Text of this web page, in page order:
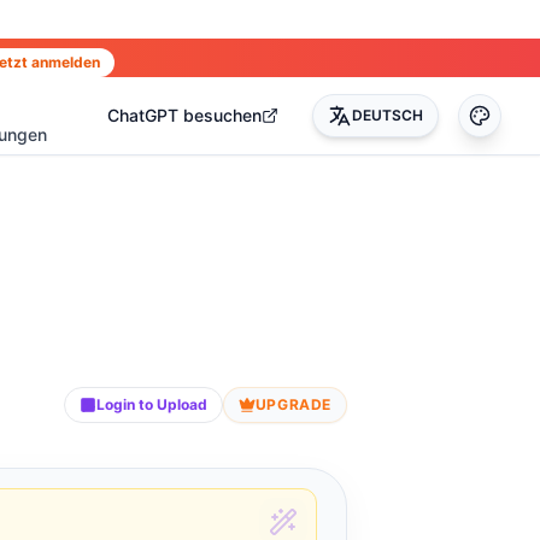
anmelden
ChatGPT besuchen DEUTSCH
Login to Upload UPGRADE